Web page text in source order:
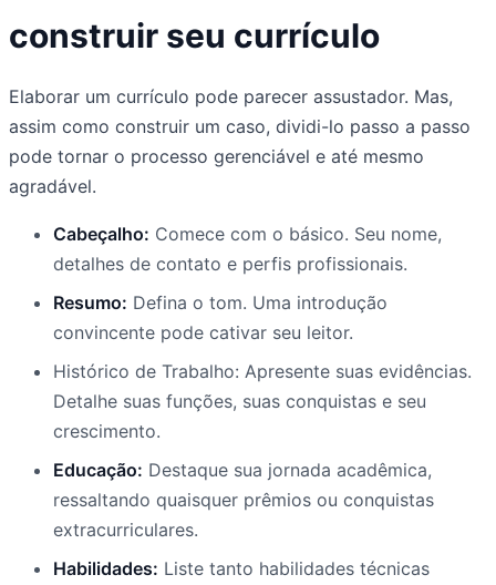
construir seu currículo
Elaborar um currículo pode parecer assustador. Mas,
assim como construir um caso, dividi-lo passo a passo
pode tornar o processo gerenciável e até mesmo
agradável.
Cabeçalho: Comece com o básico. Seu nome,
detalhes de contato e perfis profissionais.
Resumo: Defina o tom. Uma introdução
convincente pode cativar seu leitor.
Histórico de Trabalho: Apresente suas evidências.
Detalhe suas funções, suas conquistas e seu
crescimento.
Educação: Destaque sua jornada acadêmica,
ressaltando quaisquer prêmios ou conquistas
extracurriculares.
Habilidades: Liste tanto habilidades técnicas